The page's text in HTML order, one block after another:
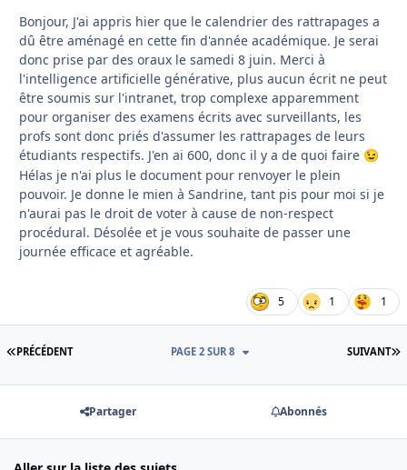
Bonjour, J'ai appris hier que le calendrier des rattrapages a
dû être aménagé en cette fin d'année académique. Je serai
donc prise par des oraux le samedi 8 juin. Merci à
l'intelligence artificielle générative, plus aucun écrit ne peut
être soumis sur l'intranet, trop complexe apparemment
pour organiser des examens écrits avec surveillants, les
profs sont donc priés d'assumer les rattrapages de leurs
étudiants respectifs. J'en ai 600, donc il y a de quoi faire 😉
Hélas je n'ai plus le document pour renvoyer le plein
pouvoir. Je donne le mien à Sandrine, tant pis pour moi si je
n'aurai pas le droit de voter à cause de non-respect
procédural. Désolée et je vous souhaite de passer une
journée efficace et agréable.
5 1 1
PREMIÈRE PAGE
PRÉCÉDENT SUIVANT
PAGE 2 SUR 8
Partager Abonnés